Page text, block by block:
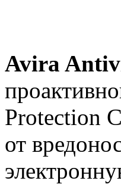
Avira
Protection
от